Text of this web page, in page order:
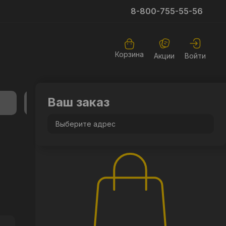
8-800-755-55-56
Корзина Акции Войти
Ваш заказ
Выберите адрес